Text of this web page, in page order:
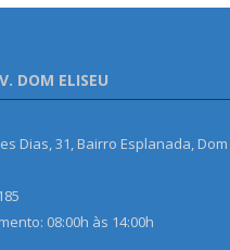
DOM ELISEU
Dias, 31, Bairro Esplanada, Dom
08:00h às 14:00h